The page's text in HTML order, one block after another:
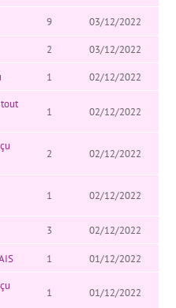
9 03/12/2022
2 03/12/2022
1
02/12/2022
tout
1 02/12/2022
2 02/12/2022
1 02/12/2022
3 02/12/2022
1
01/12/2022
1 01/12/2022